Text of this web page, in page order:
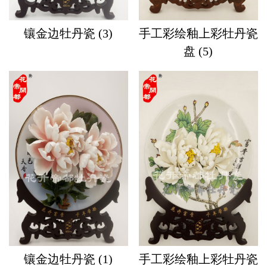
镶金边牡丹瓷 (3)
镶金边牡丹瓷 (1)
手工彩绘釉上彩牡丹瓷
盘 (5)
手工彩绘釉上彩牡丹瓷